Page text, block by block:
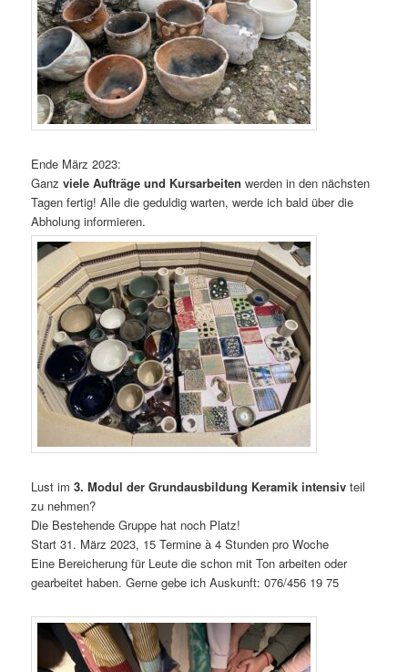
Ende März 2023:
Ganzviele Aufträge und Kursarbeitenwerden in den nächsten
Tagen fertig! Alle die geduldig warten, werde ich bald über die
Abholung informieren.
Lust im3. Modul der Grundausbildung Keramik intensiv teil
zu nehmen?
Die Bestehende Gruppe hat noch Platz!
Start 31. März 2023, 15 Termine à 4 Stunden pro Woche
Eine Bereicherung für Leute die schon mit Ton arbeiten oder
gearbeitet haben. Gerne gebe ich Auskunft: 076/456 19 75